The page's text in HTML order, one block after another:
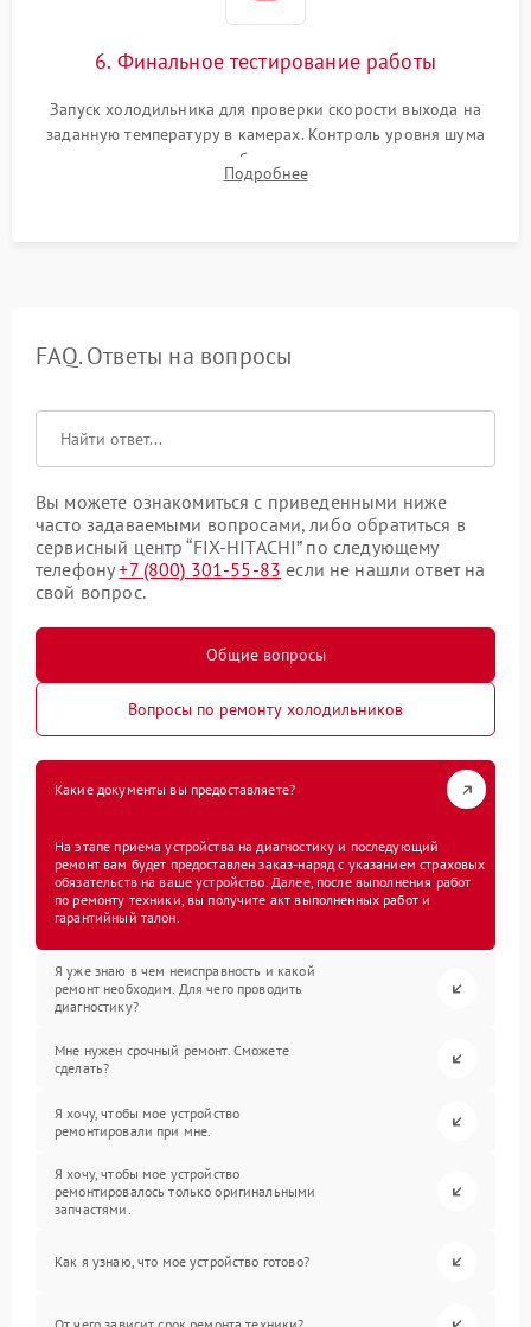
6. Финальное тестирование работы
Запуск холодильника для проверки скорости выхода на
заданную температуру в камерах. Контроль уровня шума
компрессора, отсутствия обмерзания стенок и корректного
срабатывания системы автоматической оттайки.
Подробнее
FAQ. Ответы на вопросы
Вы можете ознакомиться с приведенными ниже
часто задаваемыми вопросами, либо обратиться в
сервисный центр “FIX-HITACHI” по следующему
телефону+7 (800) 301-55-83 если не нашли ответ на
свой вопрос.
Общие вопросы
Вопросы по ремонту холодильников
Какие документы вы предоставляете?
На этапе приема устройства на диагностику и последующий
ремонт вам будет предоставлен заказ-наряд с указанием страховых
обязательств на ваше устройство. Далее, после выполнения работ
по ремонту техники, вы получите акт выполненных работ и
гарантийный талон.
Я уже знаю в чем неисправность и какой
ремонт необходим. Для чего проводить
диагностику?
Мне нужен срочный ремонт. Сможете
сделать?
Я хочу, чтобы мое устройство
ремонтировали при мне.
Я хочу, чтобы мое устройство
ремонтировалось только оригинальными
запчастями.
Как я узнаю, что мое устройство готово?